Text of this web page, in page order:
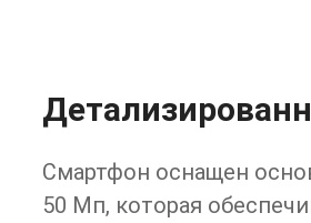
Смартфон оснащен
50 Мп, которая